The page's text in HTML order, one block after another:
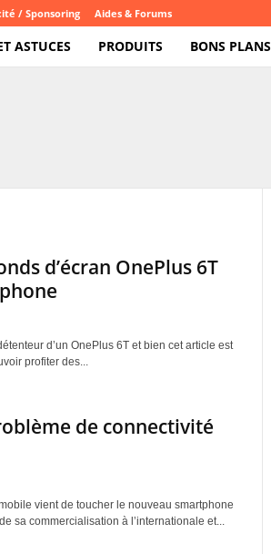
/ Sponsoring Aides & Forums
ASTUCES PRODUITS BONS PLANS
d’écran OnePlus 6T
d’un OnePlus 6T et bien cet article est
profiter des...
de connectivité
vient de toucher le nouveau smartphone
sa commercialisation à l’internationale et...